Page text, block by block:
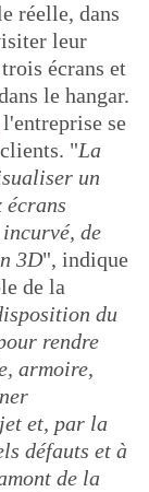
réelle, dans
leur
écrans et
le hangar.
l'entreprise se
"La
un
de
3D", indique
de la
du
rendre
armoire,
et, par la
défauts et à
de la